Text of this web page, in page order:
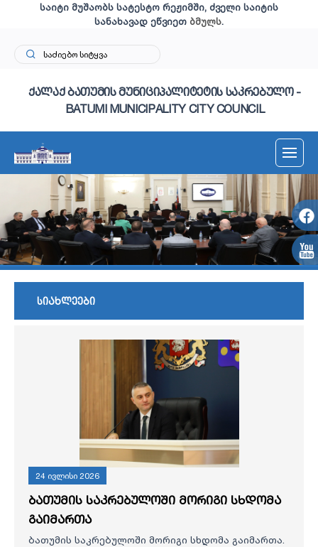
საიტი მუშაობს სატესტო რეჟიმში, ძველი საიტის
სანახავად ეწვიეთ ბმულს.
ქალაქ ბათუმის მუნიციპალიტეტის საკრებულო -
BATUMI MUNICIPALITY CITY COUNCIL
სიახლეები
24 ივლისი 2026
ბათუმის საკრებულოში მორიგი სხდომა
გაიმართა
ბათუმის საკრებულოში მორიგი სხდომა გაიმართა.